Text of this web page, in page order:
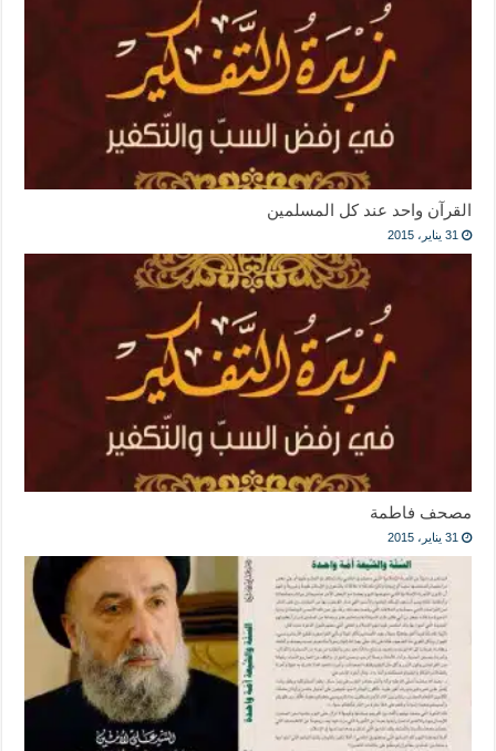
القرآن واحد عند كل المسلمين
31 يناير، 2015
مصحف فاطمة
31 يناير، 2015